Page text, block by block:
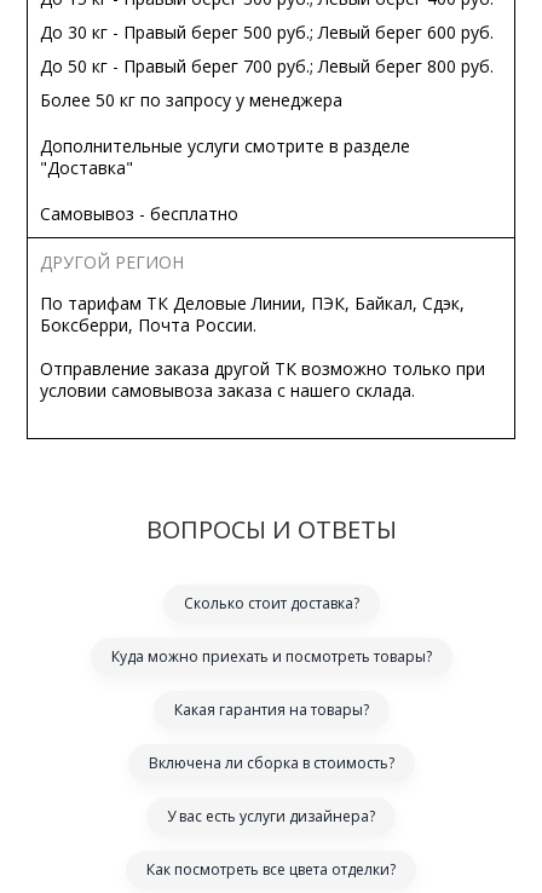
До 30 кг - Правый берег 500 руб.; Левый берег 600 руб.
До 50 кг - Правый берег 700 руб.; Левый берег 800 руб.
Более 50 кг по запросу у менеджера
Дополнительные услуги смотрите в разделе
"Доставка"
Самовывоз - бесплатно
ДРУГОЙ РЕГИОН
По тарифам ТК Деловые Линии, ПЭК, Байкал, Сдэк,
Боксберри, Почта России.
Отправление заказа другой ТК возможно только при
условии самовывоза заказа с нашего склада.
ВОПРОСЫ И ОТВЕТЫ
Сколько стоит доставка?
Куда можно приехать и посмотреть товары?
Какая гарантия на товары?
Включена ли сборка в стоимость?
У вас есть услуги дизайнера?
Как посмотреть все цвета отделки?